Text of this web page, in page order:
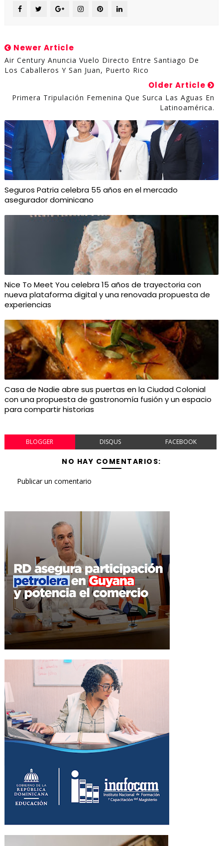
Newer Article
Air Century Anuncia Vuelo Directo Entre Santiago De
Los Caballeros Y San Juan, Puerto Rico
Older Article
Primera Tripulación Femenina Que Surca Las Aguas En
Latinoamérica.
Seguros Patria celebra 55 años en el mercado
asegurador dominicano
Nice To Meet You celebra 15 años de trayectoria con
nueva plataforma digital y una renovada propuesta de
experiencias
Casa de Nadie abre sus puertas en la Ciudad Colonial
con una propuesta de gastronomía fusión y un espacio
para compartir historias
BLOGGER DISQUS FACEBOOK
NO HAY COMENTARIOS:
Publicar un comentario